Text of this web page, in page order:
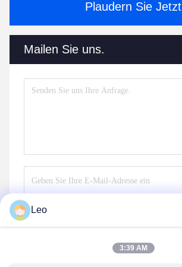
Plaudern Sie Jetzt
Mailen Sie uns.
Senden
Leo
3:39 AM